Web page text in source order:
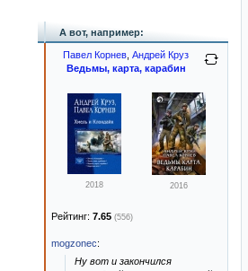
А вот, например:
Павел Корнев Андрей Круз
Ведьмы, карта, карабин
2018 2016
Рейтинг: 7.65 (556)
mogzonec:
Ну вот и закончился